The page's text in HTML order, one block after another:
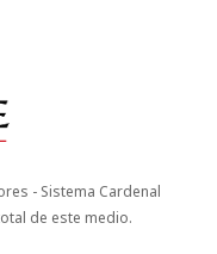
- Sistema Cardenal
de este medio.